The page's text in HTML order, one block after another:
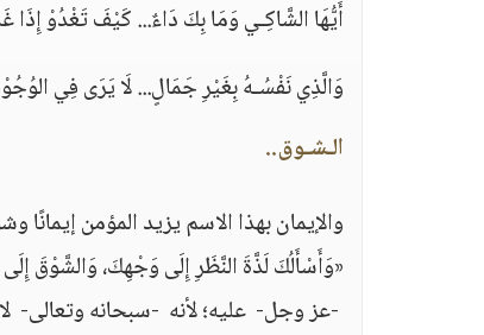
أَيُّهَا الشَّاكِـي وَمَا بِكَ دَاءٌ... كَيْفَ تَغْدُوْ
وَالَّذِي نَفْسُـهُ بِغَيْرِ جَمَالٍ... لَا يَرَى فِي
الـشـوق..
والإيمان بهذا الاسم يزيد المؤمن
«وَأَسْأَلُكَ لَذَّةَ النَّظَرِ إِلَى وَجْهِكَ، وَالشَّوْقَ
-عز وجل- عليه؛ لأنه -سبحانه وتعالى- لا